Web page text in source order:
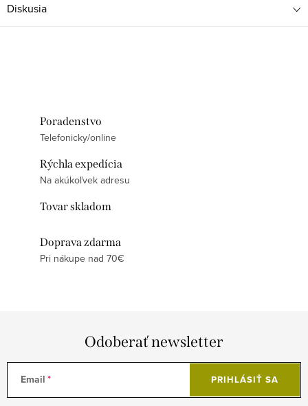
Diskusia
Poradenstvo
Telefonicky/online
Rýchla expedícia
Na akúkoľvek adresu
Tovar skladom
Doprava zdarma
Pri nákupe nad 70€
Odoberať newsletter
Email PRIHLÁSIŤ SA